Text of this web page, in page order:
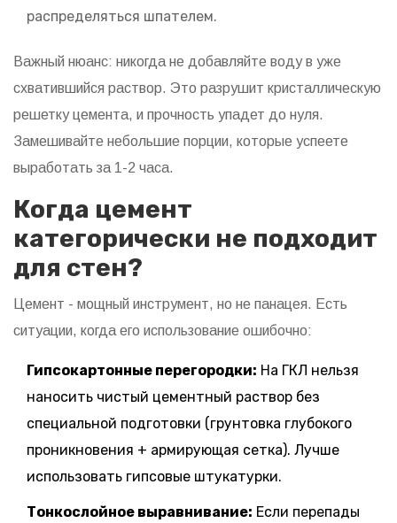
распределяться шпателем.
Важный нюанс: никогда не добавляйте воду в уже
схватившийся раствор. Это разрушит кристаллическую
решетку цемента, и прочность упадет до нуля.
Замешивайте небольшие порции, которые успеете
выработать за 1-2 часа.
Когда цемент
категорически не подходит
для стен?
Цемент - мощный инструмент, но не панацея. Есть
ситуации, когда его использование ошибочно:
Гипсокартонные перегородки: На ГКЛ нельзя
наносить чистый цементный раствор без
специальной подготовки (грунтовка глубокого
проникновения + армирующая сетка). Лучше
использовать гипсовые штукатурки.
Тонкослойное выравнивание: Если перепады